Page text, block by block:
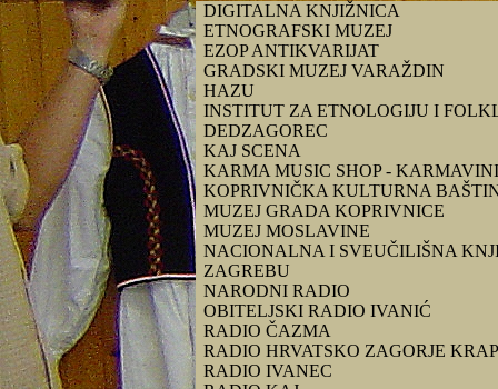
DIGITALNA KNJIŽNICA
ETNOGRAFSKI MUZEJ
EZOP ANTIKVARIJAT
GRADSKI MUZEJ VARAŽDIN
HAZU
INSTITUT ZA ETNOLOGIJU I
DEDZAGOREC
KAJ SCENA
KARMA MUSIC SHOP -
KOPRIVNIČKA KULTURNA
MUZEJ GRADA KOPRIVNICE
MUZEJ MOSLAVINE
NACIONALNA I SVEUČILIŠNA
ZAGREBU
NARODNI RADIO
OBITELJSKI RADIO IVANIĆ
RADIO ČAZMA
RADIO HRVATSKO ZAGORJE
RADIO IVANEC